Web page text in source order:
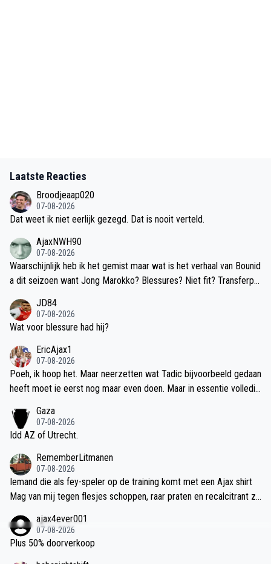
Laatste Reacties
Broodjeaap020
07-08-2026
Dat weet ik niet eerlijk gezegd. Dat is nooit verteld.
AjaxNWH90
07-08-2026
Waarschijnlijk heb ik het gemist maar wat is het verhaal van Bounid
a dit seizoen want Jong Marokko? Blessures? Niet fit? Transferpe
JD84
07-08-2026
Wat voor blessure had hij?
EricAjax1
07-08-2026
Poeh, ik hoop het. Maar neerzetten wat Tadic bijvoorbeeld gedaan
heeft moet ie eerst nog maar even doen. Maar in essentie volledig
Gaza
07-08-2026
Idd AZ of Utrecht.
RememberLitmanen
07-08-2026
Iemand die als fey-speler op de training komt met een Ajax shirt
Mag van mij tegen flesjes schoppen, raar praten en recalcitrant zij
ook. Ben er geen fan van maar bijna iedereen heeft tegenwoordig
toch zo’n flapdrol in de familie. Ik ben ook Noa fan!
ajax4ever001
07-08-2026
Plus 50% doorverkoop